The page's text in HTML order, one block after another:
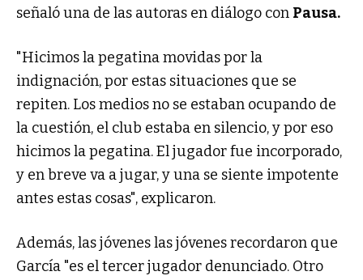
señaló una de las autoras en diálogo con Pausa.
"Hicimos la pegatina movidas por la
indignación, por estas situaciones que se
repiten. Los medios no se estaban ocupando de
la cuestión, el club estaba en silencio, y por eso
hicimos la pegatina. El jugador fue incorporado,
y en breve va a jugar, y una se siente impotente
antes estas cosas", explicaron.
Además, las jóvenes las jóvenes recordaron que
García "es el tercer jugador denunciado. Otro